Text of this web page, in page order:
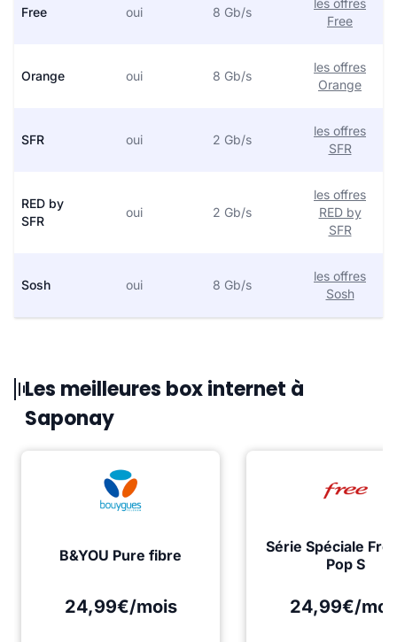
Free oui 8 Gb/s
les offres
Free
Orange oui 8 Gb/s
les offres
Orange
SFR oui 2 Gb/s
les offres
SFR
RED by
SFR
oui 2 Gb/s
les offres
RED by
SFR
Sosh oui 8 Gb/s
les offres
Sosh
Les meilleures box internet à
Saponay
B&YOU Pure fibre
24,99€/mois
Série Spéciale
Pop S
24,99€/